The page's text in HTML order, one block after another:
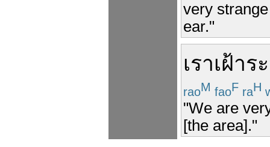
very
ear."
เราเฝ้าร
raoM faoF raH
"We are
[the area]."